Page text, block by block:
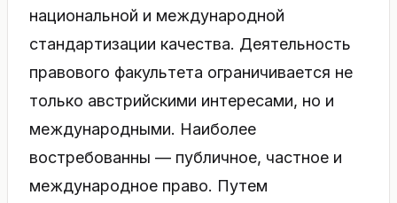
национальной и международной
стандартизации качества. Деятельность
правового факультета ограничивается не
только австрийскими интересами, но и
международными. Наиболее
востребованны — публичное, частное и
международное право. Путем